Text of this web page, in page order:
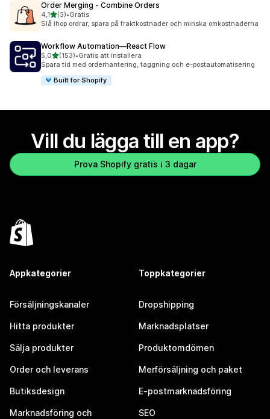
Order Merging ‑ Combine Orders
4,1av 5 stjärnor
(3)
3 recensioner totalt
•Gratis
Slå ihop ordrar, spara på fraktkostnader och minska omkostnaderna
Workflow Automation—React Flow
5,0av 5 stjärnor
(153)
153 recensioner totalt
•Gratis att installera
Spara tid med orderhantering, taggning och e-postautomatisering
Built for Shopify
Vill du lägga till en app?
Prova Shopify gratis i 3 dagar
Appkategorier
Försäljningskanaler
Hitta produkter
Sälja produkter
Order och leverans
Butiksdesign
Marknadsföring och
Toppkategorier
Dropshipping
Marknadsplatser
Produktomdömen
Merförsäljning och paket
E-postmarknadsföring
SEO